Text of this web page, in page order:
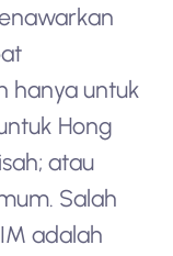
hanya untuk
Hong
atau
Salah
adalah